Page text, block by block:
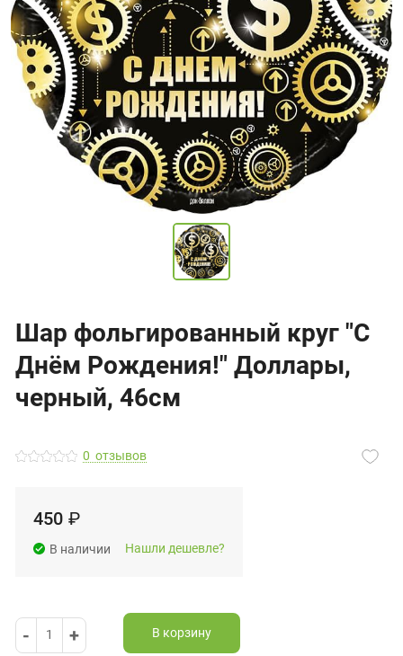
Шар фольгированный круг "С
Днём Рождения!" Доллары,
черный, 46см
0 отзывов
450 ₽
В наличии Нашли дешевле?
- 1 + В корзину